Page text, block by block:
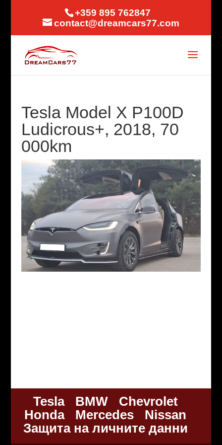
+359 895 762847
contact@dreamcars77.com
Tesla Model X P100D
Ludicrous+, 2018, 70
000km
Tesla BMW
Chevrolet
Honda
Mercedes
Nissan
Защита на личните данни